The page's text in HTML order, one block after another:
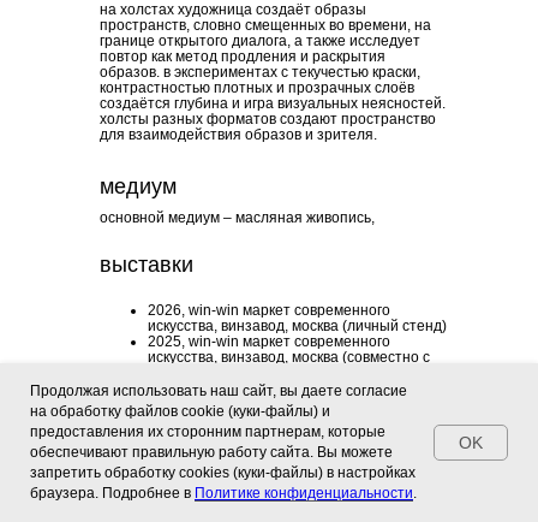
на холстах художница создаёт образы
пространств, словно смещенных во времени, на
границе открытого диалога, а также исследует
повтор как метод продления и раскрытия
образов. в экспериментах с текучестью краски,
контрастностью плотных и прозрачных слоёв
создаётся глубина и игра визуальных неясностей.
холсты разных форматов создают пространство
для взаимодействия образов и зрителя.
2026, win-win маркет современного
искусства, винзавод, москва (личный стенд)
2025, win-win маркет современного
искусства, винзавод, москва (совместно с
2024, маркет молодого искусства, parking
gallery, зарядье, москва
2024, выпуск 2024, parking gallery, зарядье,
москва
2024, degree show, british high school of art
and design, москва
выставки
медиум
основной медиум – масляная живопись,
Продолжая использовать наш сайт, вы даете согласие
на обработку файлов cookie (куки-файлы) и
предоставления их сторонним партнерам, которые
обеспечивают правильную работу сайта. Вы можете
запретить обработку сookies (куки-файлы) в настройках
браузера. Подробнее в Политике конфиденциальности.
OK